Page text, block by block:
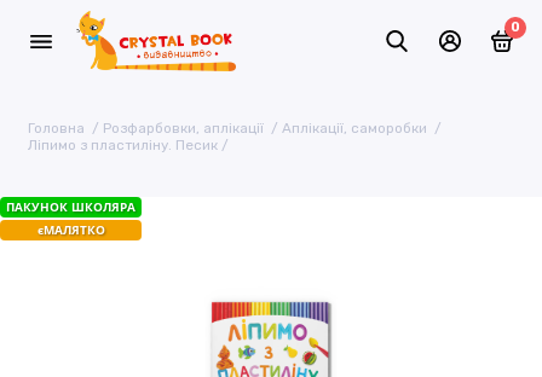
0
Головна Розфарбовки, аплікації
Аплікації, саморобки
Ліпимо з пластиліну. Песик
ПАКУНОК ШКОЛЯРА
єМАЛЯТКО